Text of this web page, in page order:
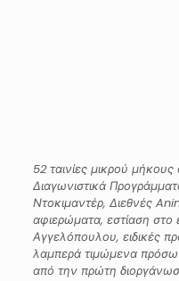
52 ταινίες μικρού
Διαγωνιστικά
Ντοκιμαντέρ, Διεθνές
αφιερώματα, εστίαση
Αγγελόπουλου, ειδικές
λαμπερά τιμώμενα
από την πρώτη